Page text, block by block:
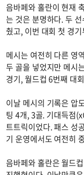
음바페와 홀란이 현재
는 것은 분명하다. 두
췄고, 이번 대회 첫 경
메시는 여전히 다른 영
두 골을 넣었지만 메시
경기, 월드컵 6번째 대
이날 메시의 기록은 압
팅 4개, 3골. 기대득점
트트릭이었다. 패스 성
기 운영에서도 여전히
음바페와 홀란은 월드